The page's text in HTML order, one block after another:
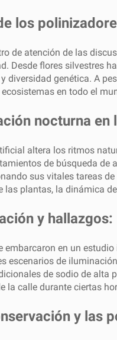
los
de atención de las
Desde flores silvestres
diversidad genética. A
en todo el
nocturna en
altera los ritmos
de búsqueda
sus vitales tareas
las plantas, la dinámica
y hallazgos:
embarcaron en un
escenarios de
de sodio de alta
la calle durante ciertas
y las